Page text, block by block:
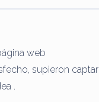
web
supieron captar
.